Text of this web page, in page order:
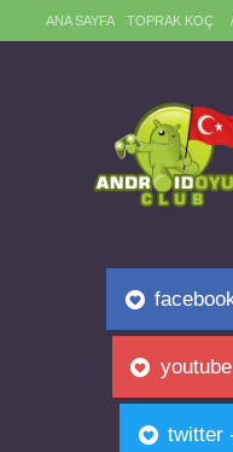
ANA SAYFA TOPRAK KOÇ
twitter